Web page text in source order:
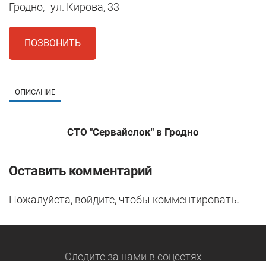
Гродно, ул. Кирова, 33
ПОЗВОНИТЬ
ОПИСАНИЕ
СТО "Сервайслок" в Гродно
Оставить комментарий
Пожалуйста, войдите, чтобы комментировать.
Следите за нами в соцсетях